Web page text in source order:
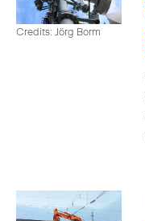
Credits: Jörg Borm